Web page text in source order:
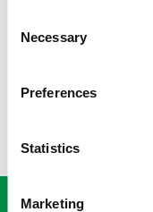
Selection
Necessary
Preferences
Statistics
Marketing
Arturo